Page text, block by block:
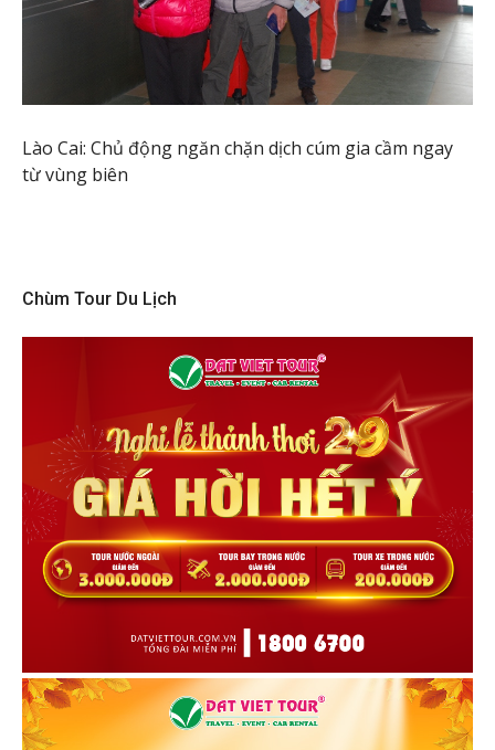
Lào Cai: Chủ động ngăn chặn dịch cúm gia cầm ngay
từ vùng biên
Chùm Tour Du Lịch